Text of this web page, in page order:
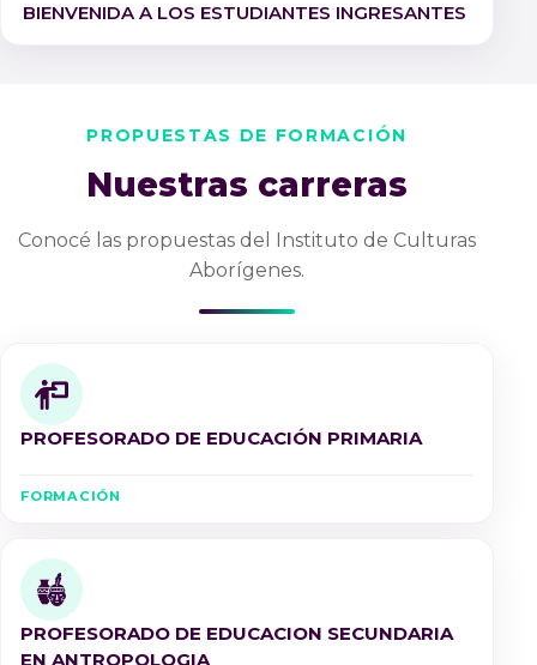
BIENVENIDA A LOS ESTUDIANTES INGRESANTES
PROPUESTAS DE FORMACIÓN
Nuestras carreras
Conocé las propuestas del Instituto de Culturas
Aborígenes.
PROFESORADO DE EDUCACIÓN PRIMARIA
FORMACIÓN
PROFESORADO DE EDUCACION SECUNDARIA
EN ANTROPOLOGIA